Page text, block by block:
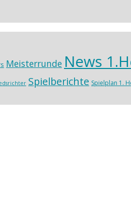
Meisterrunde News
Spielberichte Spielplan 1.